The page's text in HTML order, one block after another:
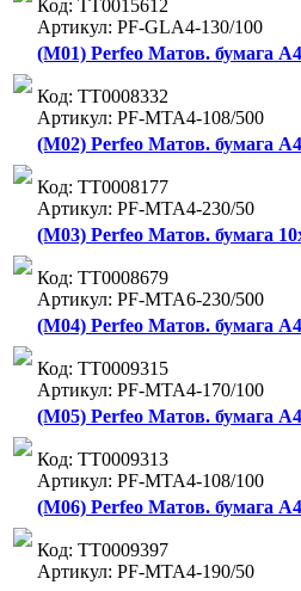
Код: ТТ0015612
Артикул: PF-GLA4-130/100
(M01) Perfeo Матов. бумага
Код: ТТ0008332
Артикул: PF-MTA4-108/500
(M02) Perfeo Матов. бумага
Код: ТТ0008177
Артикул: PF-MTA4-230/50
(M03) Perfeo Матов. бумага
Код: ТТ0008679
Артикул: PF-MTA6-230/500
(M04) Perfeo Матов. бумага
Код: ТТ0009315
Артикул: PF-MTA4-170/100
(M05) Perfeo Матов. бумага
Код: ТТ0009313
Артикул: PF-MTA4-108/100
(M06) Perfeo Матов. бумага
Код: ТТ0009397
Артикул: PF-MTA4-190/50